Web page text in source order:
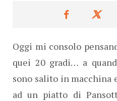
Oggi mi consolo
quei 20 gradi… a
sono salito in macchina
ad un piatto di